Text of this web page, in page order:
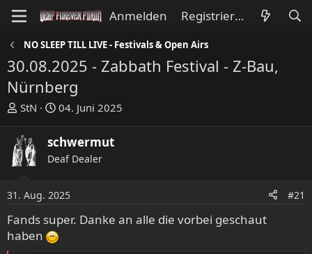
Anmelden Registrieren
NO SLEEP TILL LIVE - Festivals & Open Airs
30.08.2025 - Zabbath Festival - Z-Bau,
Nürnberg
E
s
t
e
l
r
StN
E
s
t
e
l
l
a
m
04. Juni 2025
schwermut
Deaf Dealer
31. Aug. 2025 #21
Fands super. Danke an alle die vorbei geschaut
haben